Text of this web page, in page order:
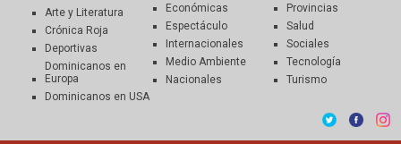
Arte y Literatura
Crónica Roja
Deportivas
Dominicanos en
Europa
Dominicanos en USA
Económicas
Espectáculo
Internacionales
Medio Ambiente
Nacionales
Provincias
Salud
Sociales
Tecnología
Turismo